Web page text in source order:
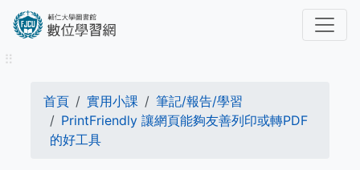
內
⠿
導
航
首頁 實用小課
筆記/報告/學習
PrintFriendly 讓網頁能夠友善列印或轉PDF
的好工具